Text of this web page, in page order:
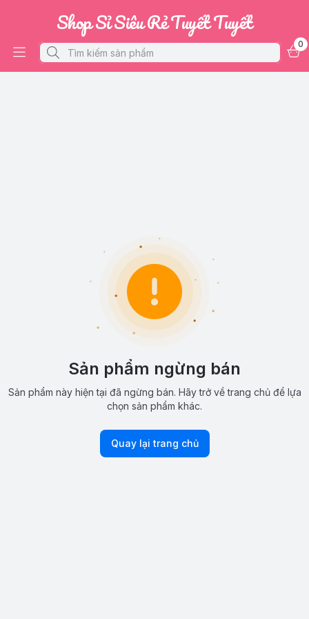
Shop Sỉ Siêu Rẻ Tuyết Tuyết
0
Sản phẩm ngừng bán
Sản phẩm này hiện tại đã ngừng bán. Hãy trở về trang chủ để lựa
chọn sản phẩm khác.
Quay lại trang chủ